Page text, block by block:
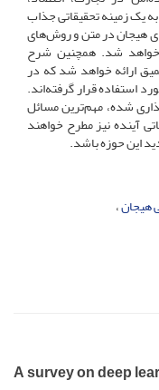
یک زمینه تحقیقاتی جذاب
هیجان در متن و روش‌های
خواهد شد. همچنین شرح
ارائه خواهد شد که در
استفاده قرار گرفته‌اند.
شده، مهم‌ترین مسائل
آینده نیز مطرح خواهند
این حوزه باشد.
هیجان
A survey on deep